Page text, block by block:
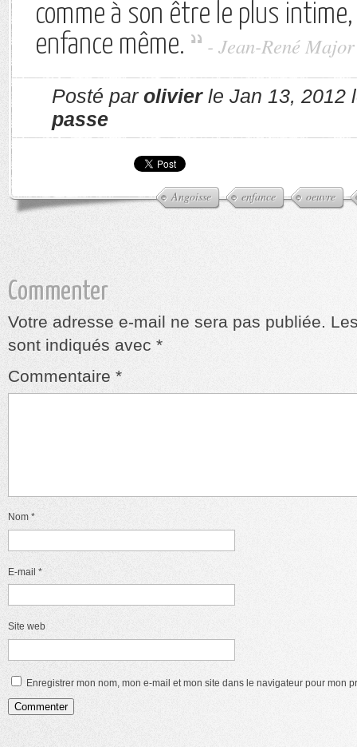
comme à son être le plus
enfance même.
- Jean-René Major
Posté par olivierle Jan 13, 2012
passe
Angoisse enfance oeuvre
Commenter
Votre adresse e-mail ne sera pas publiée.
sont indiqués avec *
Commentaire *
Nom *
E-mail *
Site web
Enregistrer mon nom, mon e-mail et mon site dans le navigateur pour mon